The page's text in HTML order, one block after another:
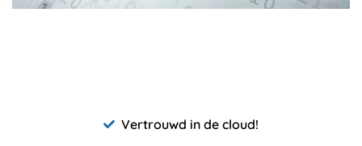
Vertrouwd in de cloud!